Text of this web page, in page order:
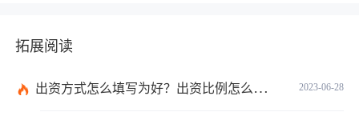
拓展阅读
2023-06-28
出资方式怎么填写为好？出资比例怎么填写？